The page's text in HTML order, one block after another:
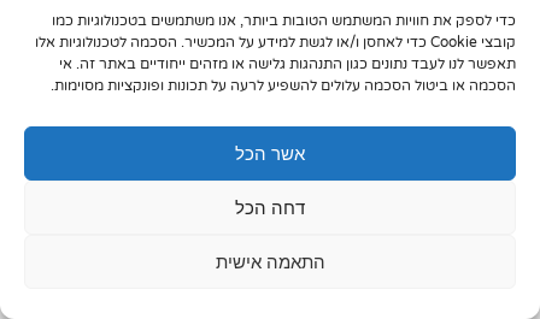
כדי לספק את חוויות המשתמש הטובות ביותר, אנו משתמשים בטכנולוגיות כמו
קובצי Cookie כדי לאחסן ו/או לגשת למידע על המכשיר. הסכמה לטכנולוגיות אלו
תאפשר לנו לעבד נתונים כגון התנהגות גלישה או מזהים ייחודיים באתר זה. אי
הסכמה או ביטול הסכמה עלולים להשפיע לרעה על תכונות ופונקציות מסוימות.
אשר הכל
דחה הכל
התאמה אישית
073-7028000
הפלד 7, חולון
info@extra.co.il